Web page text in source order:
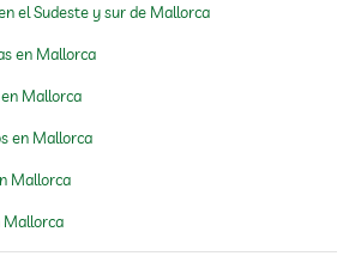
el Sudeste y sur de Mallorca
en Mallorca
Mallorca
en Mallorca
Mallorca
Mallorca